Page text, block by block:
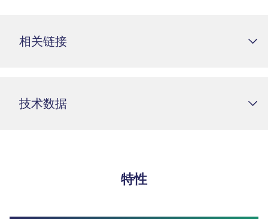
相关链接
技术数据
特性